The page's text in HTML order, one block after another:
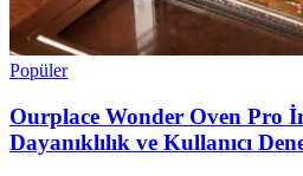
Popüler
Ourplace Wonder Oven Pro
Dayanıklılık ve Kullanıcı